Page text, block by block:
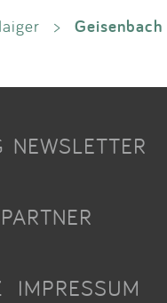
> Geisenbach
NEWSLETTER
PARTNER
IMPRESSUM